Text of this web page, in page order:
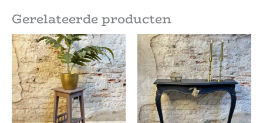
Gerelateerde producten